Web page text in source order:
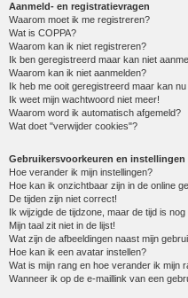
Aanmeld- en registratievragen
Waarom moet ik me registreren?
Wat is COPPA?
Waarom kan ik niet registreren?
Ik ben geregistreerd maar kan niet
Waarom kan ik niet aanmelden?
Ik heb me ooit geregistreerd maar kan
Ik weet mijn wachtwoord niet meer!
Waarom word ik automatisch afgemeld?
Wat doet "verwijder cookies"?
Gebruikersvoorkeuren en instellingen
Hoe verander ik mijn instellingen?
Hoe kan ik onzichtbaar zijn in de online
De tijden zijn niet correct!
Ik wijzigde de tijdzone, maar de tijd is
Mijn taal zit niet in de lijst!
Wat zijn de afbeeldingen naast mijn
Hoe kan ik een avatar instellen?
Wat is mijn rang en hoe verander ik mijn
Wanneer ik op de e-maillink van een